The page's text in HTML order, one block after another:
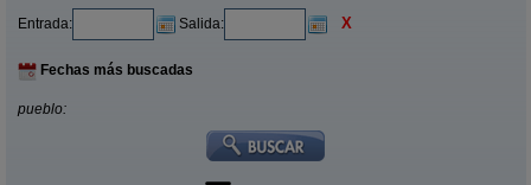
Entrada: Salida: X
Fechas más buscadas
pueblo: